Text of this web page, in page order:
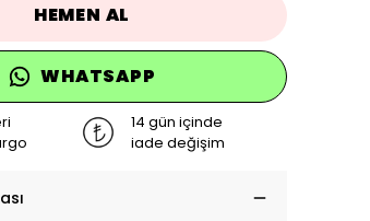
HEMEN AL
WHATSAPP
14 gün içinde
iade değişim